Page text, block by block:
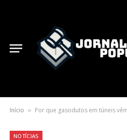
Início » Por que gasodutos em túneis vêm ganhando
NOTÍCIAS